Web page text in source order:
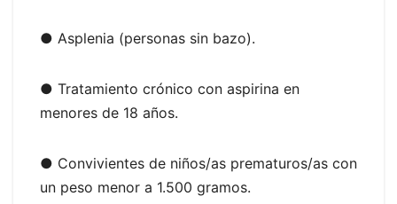
● Asplenia (personas sin bazo).
● Tratamiento crónico con aspirina en
menores de 18 años.
● Convivientes de niños/as prematuros/as con
un peso menor a 1.500 gramos.